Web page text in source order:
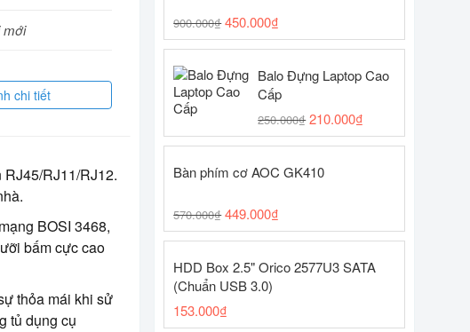
chi tiết
RJ45/RJ11/RJ12.
BOSI 3468,
bấm cực cao
thỏa mái khi sử
tủ dụng cụ
900.000₫ 450.000₫
Balo Đựng Laptop Cao
Cấp
250.000₫ 210.000₫
Bàn phím cơ AOC GK410
570.000₫ 449.000₫
HDD Box 2.5" Orico 2577U3 SATA
(Chuẩn USB 3.0)
153.000₫